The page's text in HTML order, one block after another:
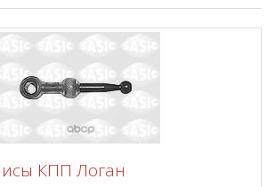
КПП Логан